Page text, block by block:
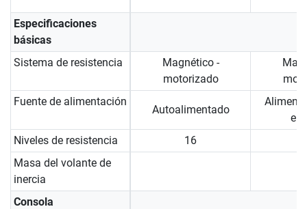
Especificaciones
básicas
Sistema de resistencia
Magnético -
motorizado
Fuente de alimentación
Autoalimentado
Niveles de resistencia
16
Masa del volante de
inercia
Consola